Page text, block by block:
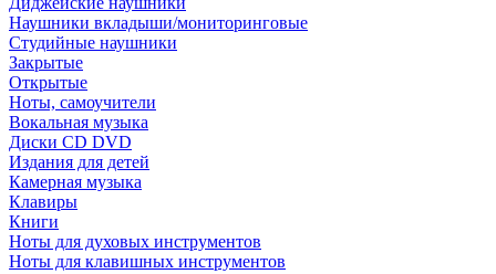
Наушники вкладыши/мониторинговые
Студийные наушники
Закрытые
Открытые
Ноты, самоучители
Вокальная музыка
Диски CD DVD
Издания для детей
Камерная музыка
Клавиры
Книги
Ноты для духовых инструментов
Ноты для клавишных инструментов